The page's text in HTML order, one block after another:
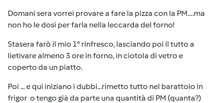
Domani sera vorrei provare a fare la pizza con la PM….ma
non ho le dosi per farla nella leccarda del forno!
Stasera farò il mio 1° rinfresco, lasciando poi il tutto a
lietivare almeno 3 ore in forno, in ciotola di vetro e
coperto da un piatto.
Poi ... e qui iniziano i dubbi...rimetto tutto nel barattolo in
frigor o tengo già da parte una quantità di PM (quanta?)